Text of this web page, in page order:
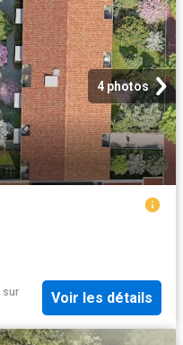
4 photos
sur
Voir les détails